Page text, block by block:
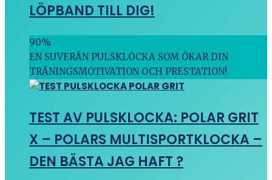
LÖPBAND TILL DIG!
90%
EN SUVERÄN PULSKLOCKA SOM ÖKAR DIN
TRÄNINGSMOTIVATION OCH PRESTATION!
TEST AV PULSKLOCKA: POLAR GRIT
X – POLARS MULTISPORTKLOCKA –
DEN BÄSTA JAG HAFT ?